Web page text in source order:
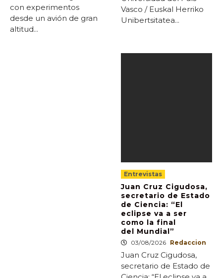
con experimentos
desde un avión de gran
altitud...
Vasco / Euskal Herriko
Unibertsitatea...
Entrevistas
Juan Cruz Cigudosa,
secretario de Estado
de Ciencia: “El
eclipse va a ser
como la final
del Mundial”
03/08/2026 Redaccion
Juan Cruz Cigudosa,
secretario de Estado de